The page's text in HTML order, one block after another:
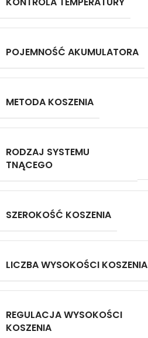
POJEMNOŚĆ AKUMULATORA
METODA KOSZENIA
RODZAJ SYSTEMU
TNĄCEGO
SZEROKOŚĆ KOSZENIA
LICZBA WYSOKOŚCI KOSZENIA
REGULACJA WYSOKOŚCI
KOSZENIA